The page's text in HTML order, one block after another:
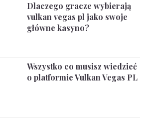
Dlaczego gracze wybierają
vulkan vegas pl jako swoje
główne kasyno?
Wszystko co musisz wiedzieć
o platformie Vulkan Vegas PL